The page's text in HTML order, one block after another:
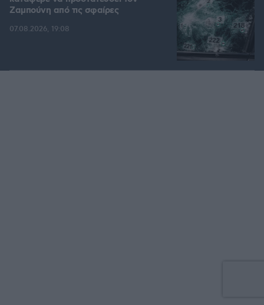
Ζαμπούνη από τις σφαίρες
07.08.2026, 19:08